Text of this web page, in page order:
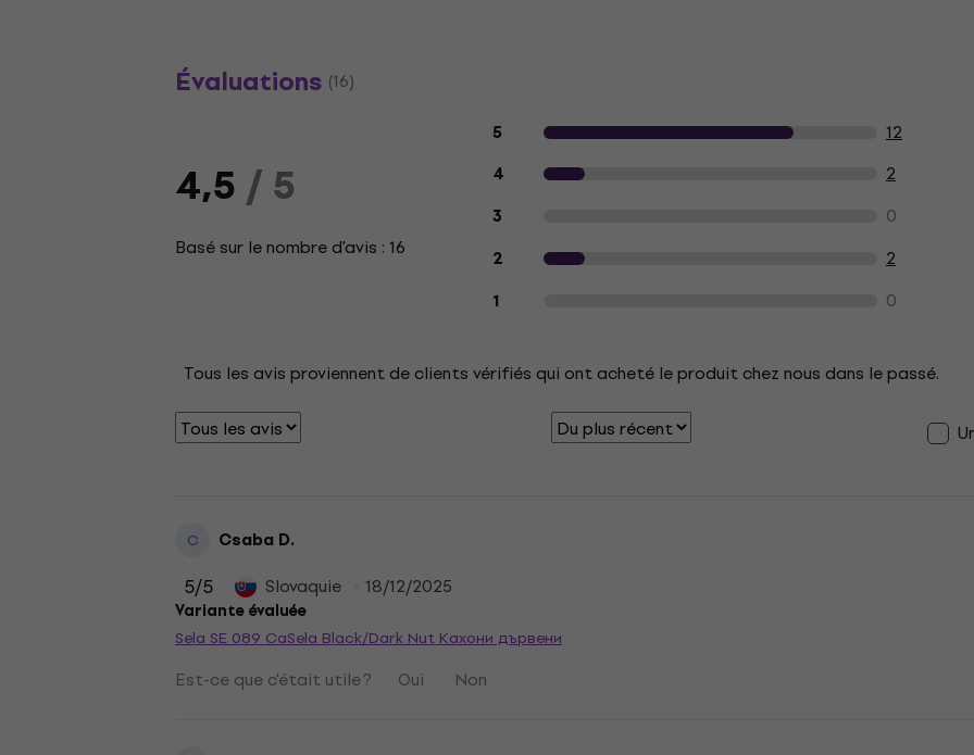
Évaluations (16)
4,5/ 5
Basé sur le nombre d'avis : 16
Avis des clients sur le produit
5 12
4 2
3 0
2 2
1 0
Tous les avis proviennent de clients vérifiés qui ont acheté le produit chez nous dans le passé.
C Csaba D.
5/5 Slovaquie 18/12/2025
Variante évaluée
Sela SE 089 CaSela Black/Dark Nut Кахони дървени
Est-ce que c'était utile ? Oui Non